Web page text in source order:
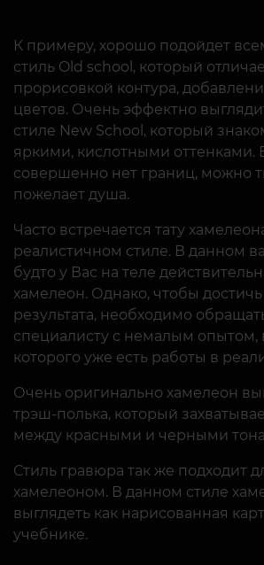
К примеру, хорошо подойдет
стиль Old school, который
прорисовкой контура,
цветов. Очень эффектно
стиле New School, который
яркими, кислотными оттенками.
совершенно нет границ, можно
пожелает душа.
Часто встречается тату
реалистичном стиле. В данном
будто у Вас на теле
хамелеон. Однако, чтобы достичь
результата, необходимо
специалисту с немалым опытом,
которого уже есть работы в
Очень оригинально хамелеон
трэш-полька, который
между красными и черными
Стиль гравюра так же подходит
хамелеоном. В данном стиле
выглядеть как нарисованная
учебнике.